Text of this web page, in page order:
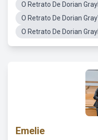
O Retrato De Dorian
O Retrato De Dorian
O Retrato De Dorian
Emelie